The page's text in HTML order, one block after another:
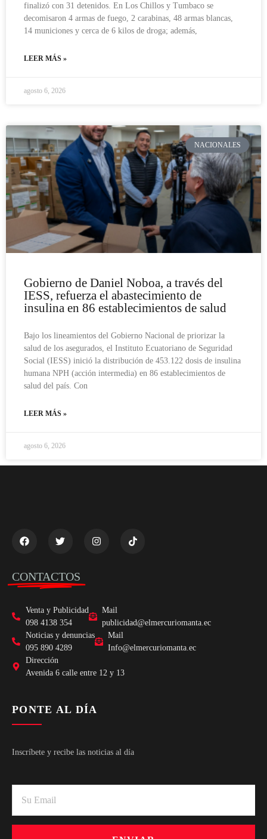
finalizó con 31 detenidos. En Los Chillos y Tumbaco se
decomisaron 4 armas de fuego, 2 carabinas, 48 armas blancas,
14 municiones y cerca de 6 kilos de droga; además,
LEER MÁS »
agosto 6, 2026
NACIONALES
Gobierno de Daniel Noboa, a través del
IESS, refuerza el abastecimiento de
insulina en 86 establecimientos de salud
Bajo los lineamientos del Gobierno Nacional de priorizar la
salud de los asegurados, el Instituto Ecuatoriano de Seguridad
Social (IESS) inició la distribución de 453.122 dosis de insulina
humana NPH (acción intermedia) en 86 establecimientos de
salud del país. Con
LEER MÁS »
agosto 6, 2026
CONTACTOS
Venta y Publicidad
098 4138 354
Mail
publicidad@elmercuriomanta.ec
Noticias y denuncias
095 890 4289
Mail
Info@elmercuriomanta.ec
Dirección
Avenida 6 calle entre 12 y 13
PONTE AL DÍA
Inscríbete y recibe las noticias al día